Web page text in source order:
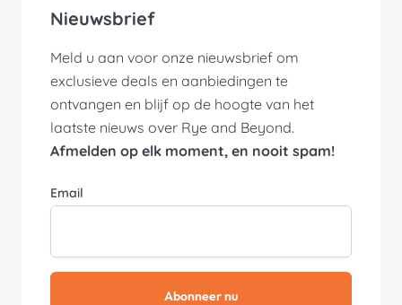
Nieuwsbrief
Meld u aan voor onze nieuwsbrief om
exclusieve deals en aanbiedingen te
ontvangen en blijf op de hoogte van het
laatste nieuws over Rye and Beyond.
Afmelden op elk moment, en nooit spam!
Email
Abonneer nu